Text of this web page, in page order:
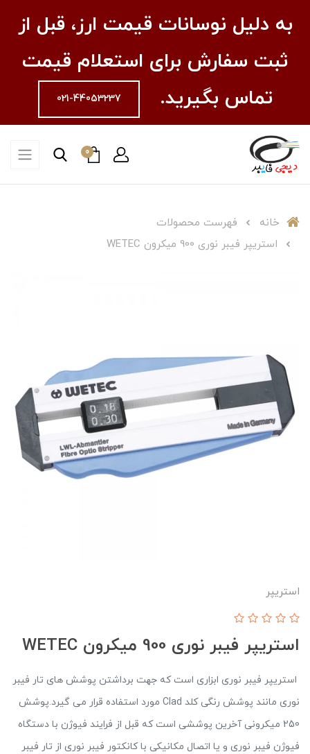
به دلیل نوسانات قیمت ارز، قبل از
ثبت سفارش برای استعلام قیمت
تماس بگیرید.
021-44053237
0
خانه
فهرست محصولات
استریپر فیبر نوری 900 میکرون WETEC
استریپر
استریپر فیبر نوری 900 میکرون WETEC
استریپر فیبر نوری ابزاری است که جهت برداشتن پوشش های تار فیبر
نوری مانند پوشش رنگی کلد Clad مورد استفاده قرار می گیرد.پوشش
250 میکرونی آخرین پوششی است که قبل از فرایند فیوژن با دستگاه
فیوژن فیبر نوری و یا اتصال مکانیکی با کانکتور فیبر نوری از تار فیبر